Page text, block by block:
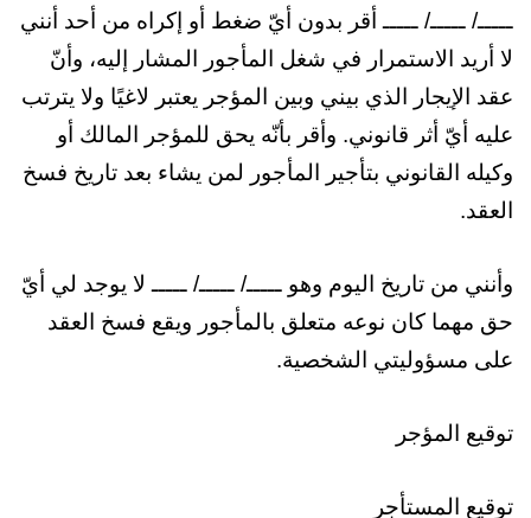
ـــــ/ ـــــ/ ـــــ أقر بدون أيّ ضغط أو إكراه من أحد أنني
لا أريد الاستمرار في شغل المأجور المشار إليه، وأنّ
عقد الإيجار الذي بيني وبين المؤجر يعتبر لاغيًا ولا يترتب
عليه أيّ أثر قانوني. وأقر بأنّه يحق للمؤجر المالك أو
وكيله القانوني بتأجير المأجور لمن يشاء بعد تاريخ فسخ
العقد.
وأنني من تاريخ اليوم وهو ـــــ/ ـــــ/ ـــــ لا يوجد لي أيّ
حق مهما كان نوعه متعلق بالمأجور ويقع فسخ العقد
على مسؤوليتي الشخصية.
توقيع المؤجر
توقيع المستأجر